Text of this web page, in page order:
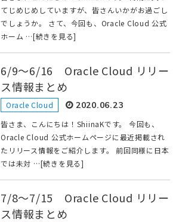
てじめじめしていますが、皆さんいかがお過ごし
でしょうか。 さて、今回も、Oracle Cloud 公式
ホーム …[続きを見る]
6/9～6/16 Oracle Cloud リリー
ス情報まとめ
Oracle Cloud 2020.06.23
皆さま、こんにちは！ShiinaKです。 今回も、
Oracle Cloud 公式ホームページに最近掲載され
たリリース情報をご紹介します。 前回同様に日本
では未対 …[続きを見る]
7/8～7/15 Oracle Cloud リリー
ス情報まとめ